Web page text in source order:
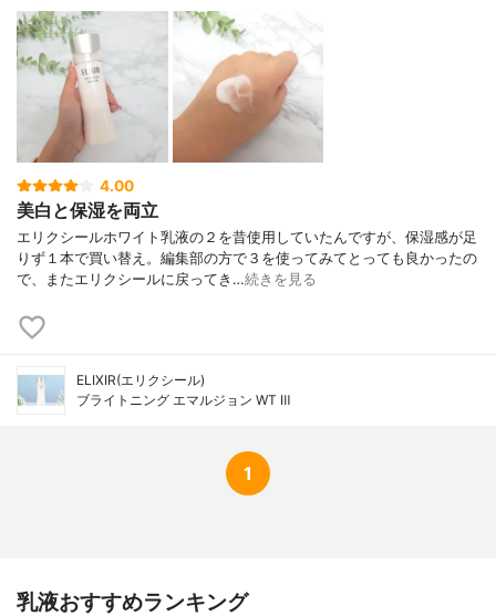
リーブ葉エキス、ヨクイニンエキス、Ｌ－
アルギニン塩酸塩、オランダカラシエキ
ス、イノシット、水溶性コラーゲン
（Ｆ）、精製水、１、３－ブチレングリコ
ール、濃グリセリン、α－オレフィンオリゴ
マー、エタノール、ジプロピレングリコー
ル、トリ２－エチルヘキサン酸グリセリ
ル、メチルポリシロキサン、マルチトール
チレングリセリル、ベヘニルアルコール、
マイクロクリスタリンワックス、硬化油、
ステアリン酸、イソステアリン酸、ベヘニ
ン、エデト酸二ナトリウム、Ｎ－ラウロイ
ル－Ｌ－グルタミン酸ジ（フィトステリ
ナトリウム、２－Ｏ－エチル－Ｌ－アスコ
ルビン酸、ピロ亜硫酸ナトリウム、ローズ
マリー油、塩酸リジン、ヨモギエキス
4.00
美白と保湿を両立
エリクシールホワイト乳液の２を昔使用していたんですが、保湿感が足
りず１本で買い替え。編集部の方で３を使ってみてとっても良かったの
で、またエリクシールに戻ってき…続きを見る
ELIXIR(エリクシール)
ブライトニング エマルジョン WT Ⅲ
1
乳液おすすめランキング